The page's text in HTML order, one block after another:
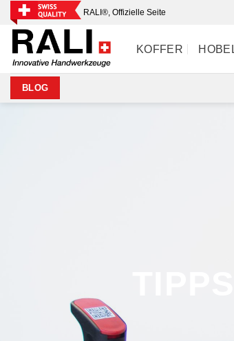
Zum
Inhalt
springen
RALI®, Offizielle Seite
KOFFER
BLOG